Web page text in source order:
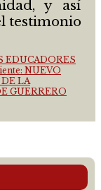
y así
testimonio
EDUCADORES
NUEVO
LA
GUERRERO